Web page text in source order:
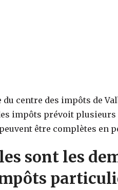
du centre des impôts de
impôts prévoit plusieurs
être complètes en
sont les